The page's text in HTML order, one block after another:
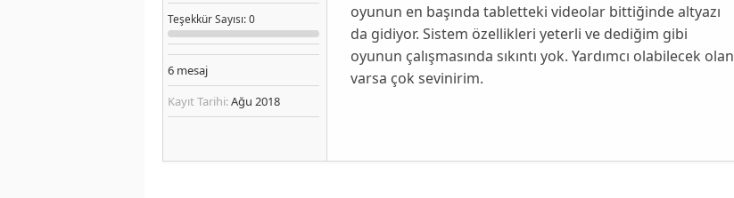
TeşekkürSayısı: 0
6 mesaj
Kayıt Tarihi:Ağu 2018
oyunun en başında tabletteki videolar bittiğinde altyazı
da gidiyor. Sistem özellikleri yeterli ve dediğim gibi
oyunun çalışmasında sıkıntı yok. Yardımcı olabilecek olan
varsa çok sevinirim.